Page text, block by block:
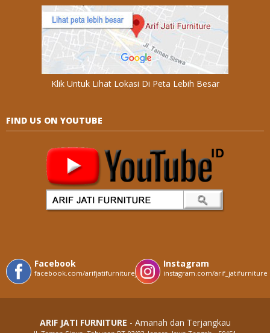
Klik Untuk Lihat Lokasi Di Peta Lebih Besar
FIND US ON YOUTUBE
Facebook
facebook.com/arifjatifurniturejepara
Instagram
instagram.com/arif_jatifurniture
ARIF JATI FURNITURE - Amanah dan Terjangkau